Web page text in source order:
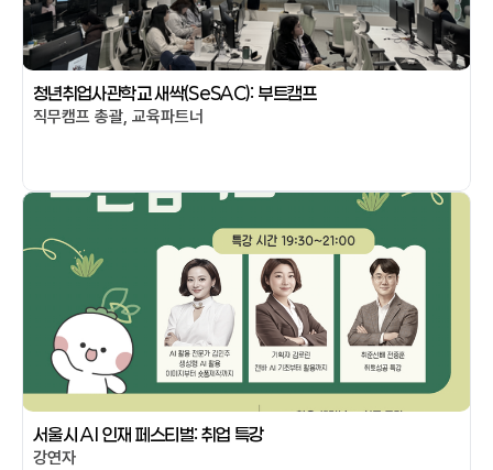
청년취업사관학교 새싹(SeSAC): 부트캠프
직무캠프 총괄, 교육파트너
서울시 AI 인재 페스티벌: 취업 특강
강연자